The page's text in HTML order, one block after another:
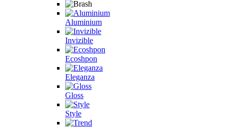
Aluminium
Invizible
Ecoshpon
Eleganza
Gloss
Style